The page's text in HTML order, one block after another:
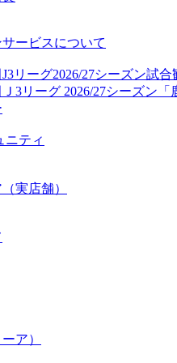
ア）
業
ービスについて
リーグ2026/27シーズン試合
3リーグ 2026/27シーズン「
ニティ
実店舗）
ア）